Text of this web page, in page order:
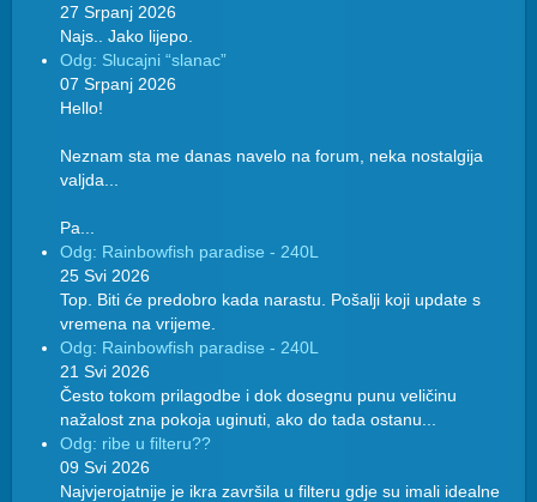
27 Srpanj 2026
Najs.. Jako lijepo.
Odg: Slucajni “slanac”
07 Srpanj 2026
Hello!
Neznam sta me danas navelo na forum, neka nostalgija
valjda...
Pa...
Odg: Rainbowfish paradise - 240L
25 Svi 2026
Top. Biti će predobro kada narastu. Pošalji koji update s
vremena na vrijeme.
Odg: Rainbowfish paradise - 240L
21 Svi 2026
Često tokom prilagodbe i dok dosegnu punu veličinu
nažalost zna pokoja uginuti, ako do tada ostanu...
Odg: ribe u filteru??
09 Svi 2026
Najvjerojatnije je ikra završila u filteru gdje su imali idealne